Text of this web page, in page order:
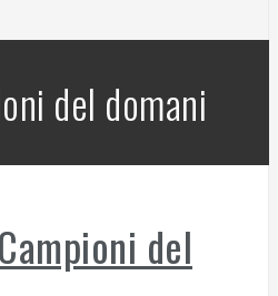
del domani
del